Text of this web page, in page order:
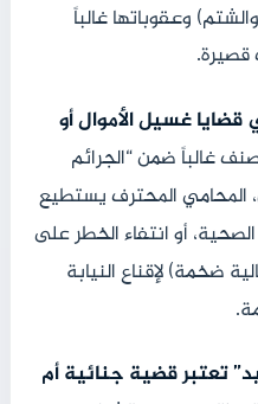
وعقوباتها غالباً
قصيرة.
غسيل الأموال أو
غالباً ضمن “الجرائم
المحامي المحترف يستطيع
أو انتفاء الخطر على
ضخمة) لإقناع النيابة
تعتبر قضية جنائية أم